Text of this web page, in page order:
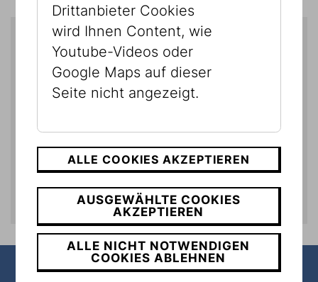
Cookie ' youtube ' benötigt.
COOKIE-EINSTELLUNGEN ÖFFNEN
Cookie ' youtube ' benötigt.
COOKIE-EINSTELLUNGEN ÖFFNEN
Drittanbieter Cookies
wird Ihnen Content, wie
Youtube-Videos oder
Google Maps auf dieser
Seite nicht angezeigt.
ALLE COOKIES AKZEPTIEREN
AUSGEWÄHLTE COOKIES
AKZEPTIEREN
ALLE NICHT NOTWENDIGEN
COOKIES ABLEHNEN